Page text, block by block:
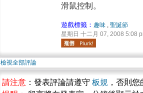
滑鼠控制。
遊戲標籤： 趣味 , 聖誕節
星期日 十二月 07, 2008 5:08
檢視全部評論
請注意 ：發表評論請遵守 板規 ，否則